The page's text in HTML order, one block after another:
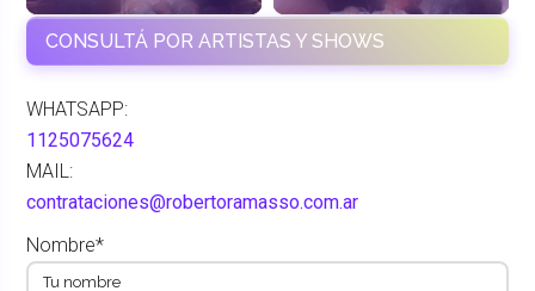
CONSULTÁ POR ARTISTAS Y SHOWS
WHATSAPP:
1125075624
MAIL:
contrataciones@robertoramasso.com.ar
Nombre*